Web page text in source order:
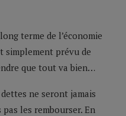
terme de l’économie
simplement prévu de
que tout va bien…
ne seront jamais
les rembourser. En